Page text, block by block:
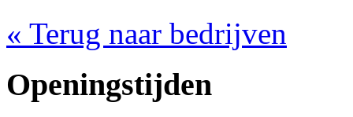
« Terug naar bedrijven
Openingstijden